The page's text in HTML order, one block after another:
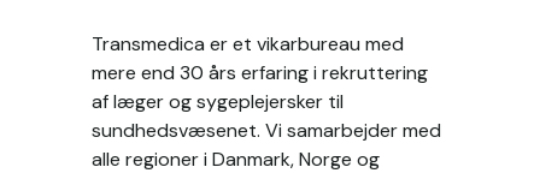
Transmedica er et vikarbureau med
mere end 30 års erfaring i rekruttering
af læger og sygeplejersker til
sundhedsvæsenet. Vi samarbejder med
alle regioner i Danmark, Norge og